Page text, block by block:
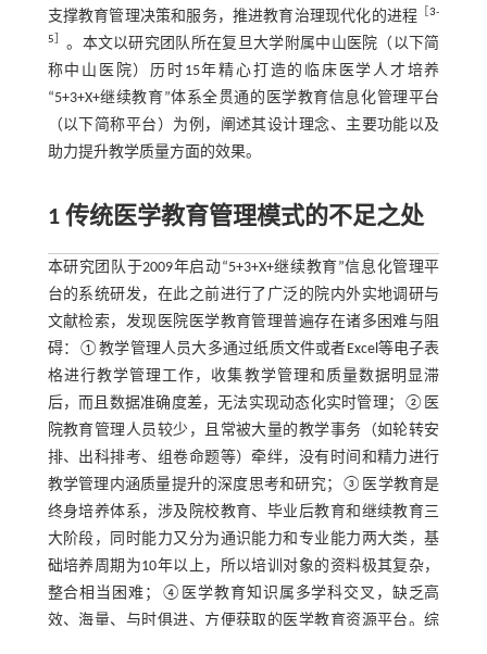
支撑教育管理决策和服务，推进教育治理现代化的进程 ［3-
5
。本文以研究团队所在复旦大学附属中山医院（以下简
称中山医院）历时15年精心打造的临床医学人才培养
“5+3+X+继续教育”体系全贯通的医学教育信息化管理平台
（以下简称平台）为例，阐述其设计理念、主要功能以及
助力提升教学质量方面的效果。
1 传统医学教育管理模式的不足之处
本研究团队于2009年启动“5+3+X+继续教育”信息化管理平
台的系统研发，在此之前进行了广泛的院内外实地调研与
文献检索，发现医院医学教育管理普遍存在诸多困难与阻
碍：①教学管理人员大多通过纸质文件或者Excel等电子表
格进行教学管理工作，收集教学管理和质量数据明显滞
后，而且数据准确度差，无法实现动态化实时管理；②医
院教育管理人员较少，且常被大量的教学事务（如轮转安
排、出科排考、组卷命题等）牵绊，没有时间和精力进行
教学管理内涵质量提升的深度思考和研究；③医学教育是
终身培养体系，涉及院校教育、毕业后教育和继续教育三
大阶段，同时能力又分为通识能力和专业能力两大类，基
础培养周期为10年以上，所以培训对象的资料极其复杂，
整合相当困难；④医学教育知识属多学科交叉，缺乏高
效、海量、与时俱进、方便获取的医学教育资源平台。综